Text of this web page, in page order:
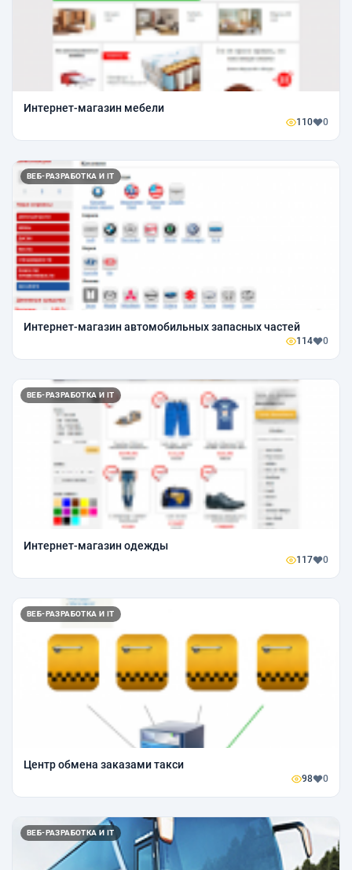
Интернет-магазин мебели
110 0
ВЕБ-РАЗРАБОТКА И IT
Интернет-магазин автомобильных запасных частей
114 0
ВЕБ-РАЗРАБОТКА И IT
Интернет-магазин одежды
117 0
ВЕБ-РАЗРАБОТКА И IT
Центр обмена заказами такси
98 0
ВЕБ-РАЗРАБОТКА И IT